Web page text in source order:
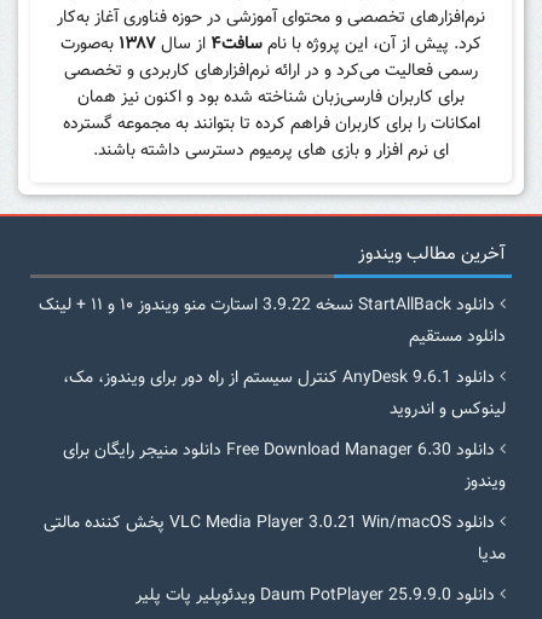
نرم‌افزارهای تخصصی و محتوای آموزشی در حوزه فناوری آغاز به‌کار
کرد. پیش از آن، این پروژه با نامسافت۴ از سال۱۳۸۷ به‌صورت
رسمی فعالیت می‌کرد و در ارائه نرم‌افزارهای کاربردی و تخصصی
برای کاربران فارسی‌زبان شناخته شده بود و اکنون نیز همان
امکانات را برای کاربران فراهم کرده تا بتوانند به مجموعه گسترده
ای نرم افزار و بازی های پرمیوم دسترسی داشته باشند.
آخرین مطالب ویندوز
دانلود StartAllBack نسخه 3.9.22 استارت منو ویندوز ۱۰ و ۱۱ + لینک
دانلود مستقیم
دانلود AnyDesk 9.6.1 کنترل سیستم از راه دور برای ویندوز، مک،
لینوکس و اندروید
دانلود Free Download Manager 6.30 دانلود منیجر رایگان برای
ویندوز
دانلود VLC Media Player 3.0.21 Win/macOS پخش کننده مالتی
مدیا
دانلود Daum PotPlayer 25.9.9.0 ویدئوپلیر پات پلیر